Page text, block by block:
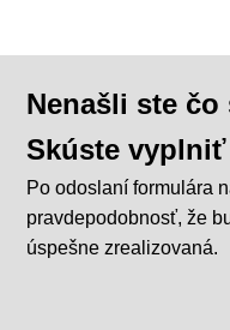
Nenašli ste
Skúste
Po odoslaní formulára
pravdepodobnosť, že
úspešne zrealizovaná.